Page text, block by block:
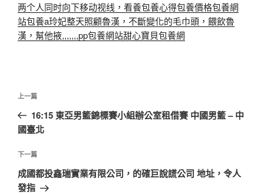
两个人同时向下移动视线，看養包養心得包養價格包養網
站包養a玲妃整天照顧魯漢，不斷變化的毛巾頭，餵飲魯
漢，幫他掖,,,,,,,pp包養網站甜心寶貝包養網
文
導
覽
上
一
篇
章
上一篇
16:15 東亞男籃錦標賽小組辦公室租借賽 中國男籃 – 中
國臺北
下
一
篇
下一篇
成國都投鑫瑞實業有限公司，的確巨說謊公司 地址，令人
發指